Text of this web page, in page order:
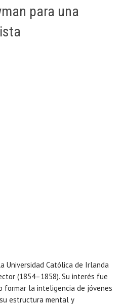
para una
Universidad Católica de Irlanda
(1854–1858). Su interés fue
formar la inteligencia de jóvenes
estructura mental y